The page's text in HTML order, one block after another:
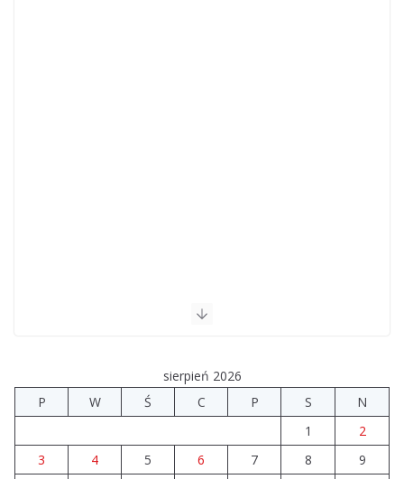
sierpień 2026
P
W Ś C P S
N
1
2
3
4 5 6 7 8
9